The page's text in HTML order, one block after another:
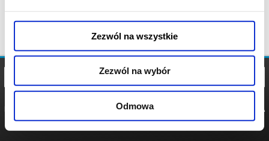
Zezwól na wszystkie
Zezwól na wybór
Odmowa
POLITYKA
POLITYKA